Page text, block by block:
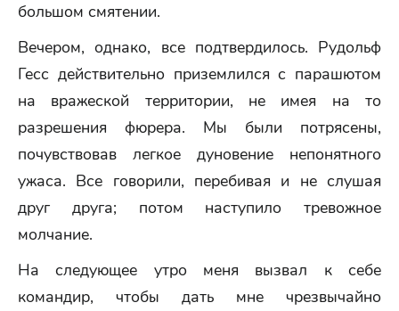
большом смятении.
Вечером, однако, все подтвердилось. Рудольф
Гесс действительно приземлился с парашютом
на вражеской территории, не имея на то
разрешения фюрера. Мы были потрясены,
почувствовав легкое дуновение непонятного
ужаса. Все говорили, перебивая и не слушая
друг друга; потом наступило тревожное
молчание.
На следующее утро меня вызвал к себе
командир, чтобы дать мне чрезвычайно